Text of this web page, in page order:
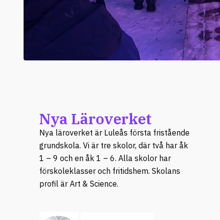
Nya Läroverket
Nya läroverket är Luleås första fristående
grundskola. Vi är tre skolor, där två har åk
1 – 9 och en åk 1 – 6. Alla skolor har
förskoleklasser och fritidshem. Skolans
profil är Art & Science.